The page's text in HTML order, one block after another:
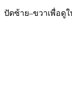
ปัดซ้าย–ขวาเพื่อดู